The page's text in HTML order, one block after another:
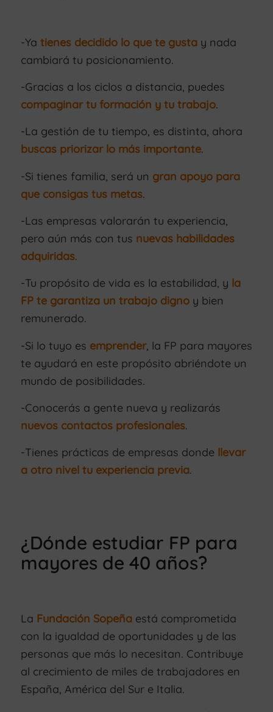
-Ya tienes decidido lo que te gustay nada
cambiará tu posicionamiento.
-Gracias a los ciclos a distancia, puedes
compaginar tu formación y tu trabajo.
-La gestión de tu tiempo, es distinta, ahora
buscas priorizar lo más importante.
-Si tienes familia, será un gran apoyo para
que consigas tus metas.
-Las empresas valorarán tu experiencia,
pero aún más con tus nuevas habilidades
adquiridas.
-Tu propósito de vida es la estabilidad, y la
FP te garantiza un trabajo dignoy bien
remunerado.
-Si lo tuyo es emprender, la FP para mayores
te ayudará en este propósito abriéndote un
mundo de posibilidades.
-Conocerás a gente nueva y realizarás
nuevos contactos profesionales.
-Tienes prácticas de empresas donde llevar
a otro nivel tu experiencia previa.
¿Dónde estudiar FP para
mayores de 40 años?
La Fundación Sopeñaestá comprometida
con la igualdad de oportunidades y de las
personas que más lo necesitan. Contribuye
al crecimiento de miles de trabajadores en
España, América del Sur e Italia.